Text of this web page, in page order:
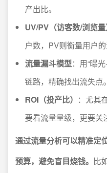
产出比。
UV/PV（访客数/浏览量
户数，PV则衡量用户的
流量漏斗模型：用“曝
链路，精确找出流失点。
ROI（投产比） ：尤其
要看流量量级，更要关
通过流量分析可以精准定
预算，避免盲目烧钱。 比